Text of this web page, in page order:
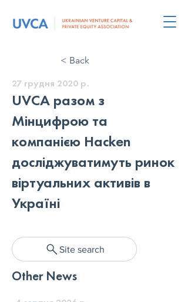
< Back
27 грудня 2020 р.
UVCA разом з
Мінцифрою та
компанією Hacken
досліджуватимуть ринок
віртуальних активів в
Україні
Site search
Other News